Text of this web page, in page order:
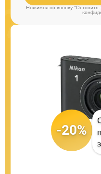
Нажимая на кнопку "Оставить
-20%